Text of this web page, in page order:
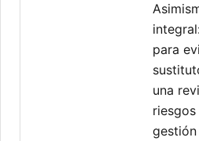
para
una